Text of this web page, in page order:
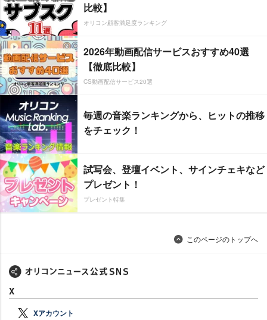
比較】
オリコン顧客満足度ランキング
2026年動画配信サービスおすすめ40選
【徹底比較】
CS動画配信サービス20選
毎週の音楽ランキングから、ヒットの推移
をチェック！
試写会、登壇イベント、サインチェキなど
プレゼント！
プレゼント特集
このページのトップへ
X
Xアカウント